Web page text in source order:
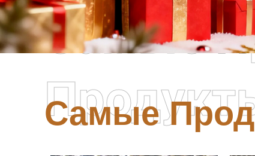
Самые
Самые